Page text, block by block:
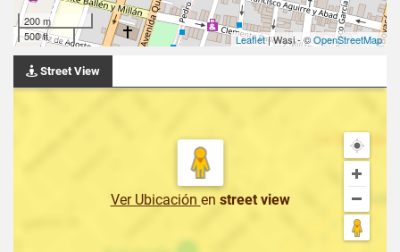
200 m
500 ft
Leaflet| Wasi - ©OpenStreetMap
Street View
Ver Ubicación en street view